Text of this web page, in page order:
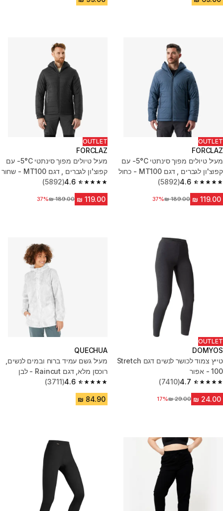
OUTLET
FORCLAZ
מעיל טיולים מפוך סינתטי 5°C- עם
קפוצ'ון לגברים , דגם MT100 - כחול
4.6
4.6 out of 5 stars from 5892 reviews
(5892)
מחיר לפני הנחה
37%
OUTLET
FORCLAZ
מעיל טיולים מפוך סינתטי 5°C- עם
קפוצ'ון לגברים , דגם MT100 - שחור
4.6
4.6 out of 5 stars from 5892 reviews
(5892)
מחיר לפני הנחה
37%
OUTLET
DOMYOS
טייץ צמוד לכושר לנשים דגם Stretch
100 - אפור
4.7
4.7 out of 5 stars from 7410 reviews
(7410)
מחיר לפני הנחה‏29.00 ₪
17%
QUECHUA
מעיל גשם עמיד ברוח ובמים לנשים,
רוכסן מלא, דגם Raincut - לבן
4.6
4.6 out of 5 stars from 3711 reviews
(3711)